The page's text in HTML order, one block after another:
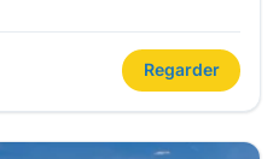
Regarder